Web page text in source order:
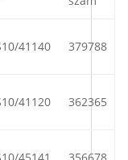
41140 379788
41120 362365